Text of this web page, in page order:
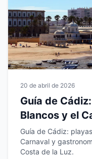
20 de abril de 2026
Guía de
Blancos y el
Guía de Cádiz:
Carnaval y
Costa de la Luz.